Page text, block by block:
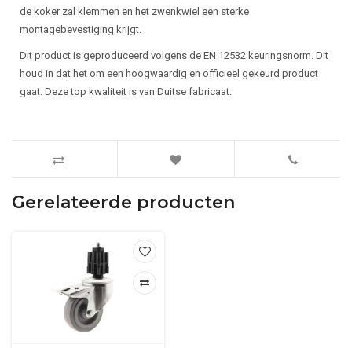
de koker zal klemmen en het zwenkwiel een sterke
montagebevestiging krijgt.
Dit product is geproduceerd volgens de EN 12532 keuringsnorm. Dit
houd in dat het om een hoogwaardig en officieel gekeurd product
gaat. Deze top kwaliteit is van Duitse fabricaat.
Gerelateerde producten